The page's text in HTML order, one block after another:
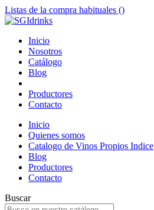
Listas de la compra habituales ()
Inicio
Nosotros
Catálogo
Blog
Productores
Contacto
Inicio
Quienes somos
Catalogo de Vinos Propios Indice
Blog
Productores
Contacto
Buscar